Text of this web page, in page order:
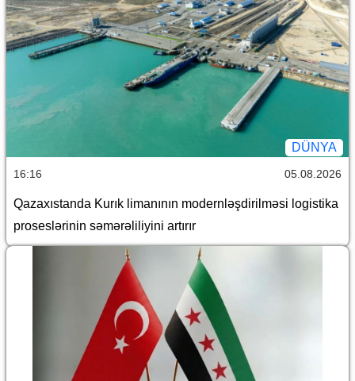
DÜNYA
16:16 05.08.2026
Qazaxıstanda Kurık limanının modernləşdirilməsi logistika
proseslərinin səmərəliliyini artırır